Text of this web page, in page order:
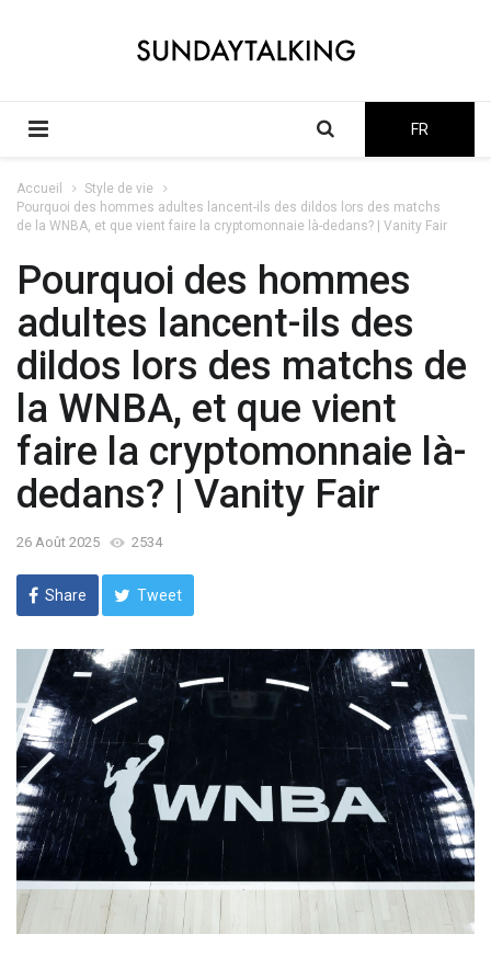
FR
Accueil
Style de vie
Pourquoi des hommes adultes lancent-ils des dildos lors des matchs
de la WNBA, et que vient faire la cryptomonnaie là-dedans? | Vanity Fair
Pourquoi des hommes
adultes lancent-ils des
dildos lors des matchs de
la WNBA, et que vient
faire la cryptomonnaie là-
dedans? | Vanity Fair
26 Août 2025 2534
Share Tweet